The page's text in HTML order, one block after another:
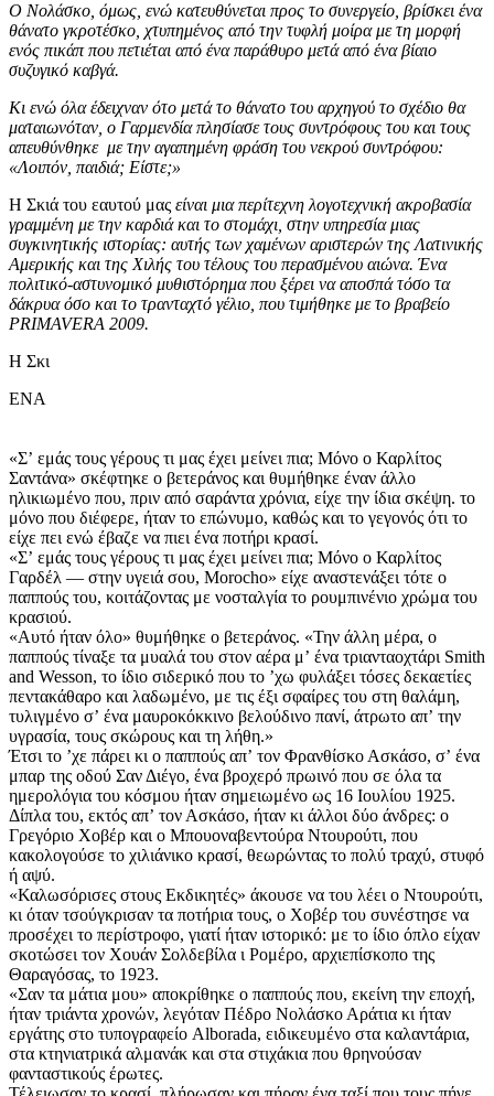
Ο Νολάσκο, όμως, ενώ κατευθύνεται προς το συνεργείο, βρίσκει ένα
θάνατο γκροτέσκο, χτυπημένος από την τυφλή μοίρα με τη μορφή
ενός πικάπ που πετιέται από ένα παράθυρο μετά από ένα βίαιο
συζυγικό καβγά.
Κι ενώ όλα έδειχναν ότο μετά το θάνατο του αρχηγού το σχέδιο θα
ματαιωνόταν, o Γαρμενδία πλησίασε τους συντρόφους του και τους
απευθύνθηκε με την αγαπημένη φράση του νεκρού συντρόφου:
«Λοιπόν, παιδιά; Είστε;»
Η Σκιά του εαυτού μας είναι μια περίτεχνη λογοτεχνική ακροβασία
γραμμένη με την καρδιά και το στομάχι, στην υπηρεσία μιας
συγκινητικής ιστορίας: αυτής των χαμένων αριστερών της Λατινικής
Αμερικής και της Χιλής του τέλους του περασμένου αιώνα. Ένα
πολιτικό-αστυνομικό μυθιστόρημα που ξέρει να αποσπά τόσο τα
δάκρυα όσο και το τρανταχτό γέλιο, που τιμήθηκε με το βραβείο
PRIMAVERA 2009.
Η Σκι
ΕΝΑ
«Σʼ εμάς τους γέρους τι μας έχει μείνει πια; Μόνο ο Καρλίτος
Σαντάνα» σκέφτηκε ο βετεράνος και θυμήθηκε έναν άλλο
ηλικιωμένο που, πριν από σαράντα χρόνια, είχε την ίδια σκέψη. το
μόνο που διέφερε, ήταν το επώνυμο, καθώς και το γεγονός ότι το
είχε πει ενώ έβαζε να πιει ένα ποτήρι κρασί.
«Σʼ εμάς τους γέρους τι μας έχει μείνει πια; Μόνο ο Καρλίτος
Γαρδέλ — στην υγειά σου, Morocho» είχε αναστενάξει τότε ο
παππούς του, κοιτάζοντας με νοσταλγία το ρουμπινένιο χρώμα του
κρασιού.
«Αυτό ήταν όλο» θυμήθηκε ο βετεράνος. «Την άλλη μέρα, ο
παππούς τίναξε τα μυαλά του στον αέρα μʼ ένα τριανταοχτάρι Smith
and Wesson, το ίδιο σιδερικό που το ʼχω φυλάξει τόσες δεκαετίες
πεντακάθαρο και λαδωμένο, με τις έξι σφαίρες του στη θαλάμη,
τυλιγμένο σʼ ένα μαυροκόκκινο βελούδινο πανί, άτρωτο απʼ την
υγρασία, τους σκώρους και τη λήθη.»
Έτσι το ʼχε πάρει κι ο παππούς απʼ τον Φρανθίσκο Ασκάσο, σʼ ένα
μπαρ της οδού Σαν Διέγο, ένα βροχερό πρωινό που σε όλα τα
ημερολόγια του κόσμου ήταν σημειωμένο ως 16 Ιουλίου 1925.
Δίπλα του, εκτός απʼ τον Ασκάσο, ήταν κι άλλοι δύο άνδρες: ο
Γρεγόριο Χοβέρ και ο Μπουοναβεντούρα Ντουρούτι, που
κακολογούσε το χιλιάνικο κρασί, θεωρώντας το πολύ τραχύ, στυφό
ή αψύ.
«Καλωσόρισες στους Εκδικητές» άκουσε να του λέει ο Ντουρούτι,
κι όταν τσούγκρισαν τα ποτήρια τους, ο Χοβέρ του συνέστησε να
προσέχει το περίστροφο, γιατί ήταν ιστορικό: με το ίδιο όπλο είχαν
σκοτώσει τον Χουάν Σολδεβίλα ι Ρομέρο, αρχιεπίσκοπο της
Θαραγόσας, το 1923.
«Σαν τα μάτια μου» αποκρίθηκε ο παππούς που, εκείνη την εποχή,
ήταν τριάντα χρονών, λεγόταν Πέδρο Νολάσκο Αράτια κι ήταν
εργάτης στο τυπογραφείο Alborada, ειδικευμένο στα καλαντάρια,
στα κτηνιατρικά αλμανάκ και στα στιχάκια που θρηνούσαν
φανταστικούς έρωτες.